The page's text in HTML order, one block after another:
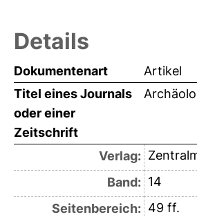
Details
Dokumentenart
Artikel
Titel eines Journals
oder einer
Zeitschrift
Verlag:
Band: 14
Seitenbereich: 49 ff.